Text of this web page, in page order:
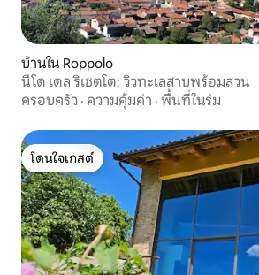
บ้านใน Roppolo
นีโด เดล ริเชตโต: วิวทะเลสาบพร้อมสวน
ครอบครัว · ความคุ้มค่า · พื้นที่ในร่ม
โดนใจเกสต์
โดนใจเกสต์